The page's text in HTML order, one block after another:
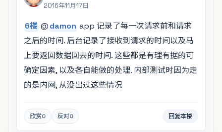
2016年11月17日
6楼 @damon app 记录了每一次请求前和请求
之后的时间. 后台记录了接收到请求的时间以及马
上要返回数据回去的时间. 这些都是有理有据的可
确定因素, 以及各自能做的处理. 内部测试时因为走
的是内网, 从没出过这些情况
欣赏0 反对0 回复本楼